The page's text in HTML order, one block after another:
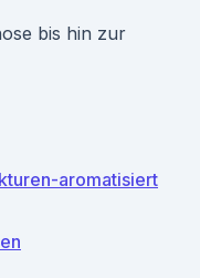
bis hin zur
aromatisiert